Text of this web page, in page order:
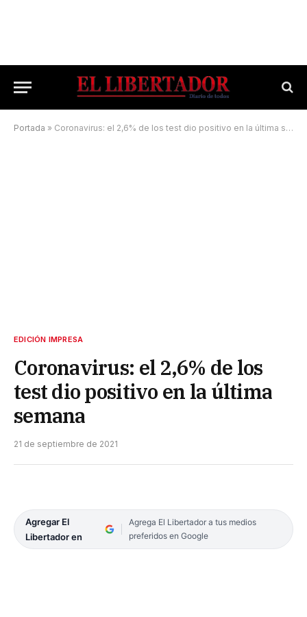
Portada » Coronavirus: el 2,6% de los test dio positivo en la última semana
EDICIÓN IMPRESA
Coronavirus: el 2,6% de los
test dio positivo en la última
semana
21 de septiembre de 2021
Agregar El
Libertador en
Agrega El Libertador a tus medios
preferidos en Google